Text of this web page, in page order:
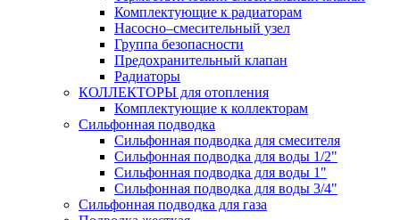
Комплектующие к радиаторам
Насосно–смесительный узел
Группа безопасности
Предохранительный клапан
Радиаторы
КОЛЛЕКТОРЫ для отопления
Комплектующие к коллекторам
Сильфонная подводка
Сильфонная подводка для смесителя
Сильфонная подводка для воды 1/2"
Сильфонная подводка для воды 1"
Сильфонная подводка для воды 3/4"
Cильфонная подводка для газа